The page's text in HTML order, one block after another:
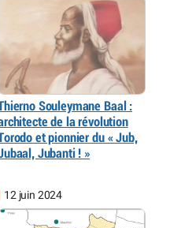
Souleymane Baal :
de la révolution
et pionnier du « Jub,
Jubanti ! »
12 juin 2024